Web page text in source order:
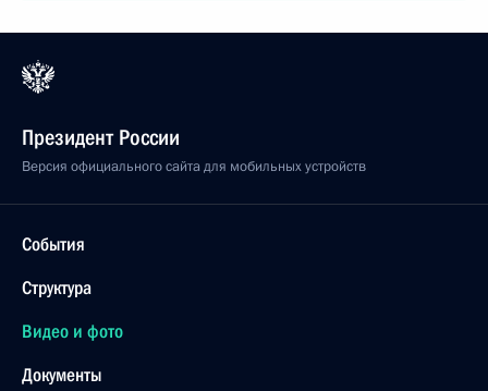
Президент России
Версия официального сайта для мобильных устройств
События
Структура
Видео и фото
Документы